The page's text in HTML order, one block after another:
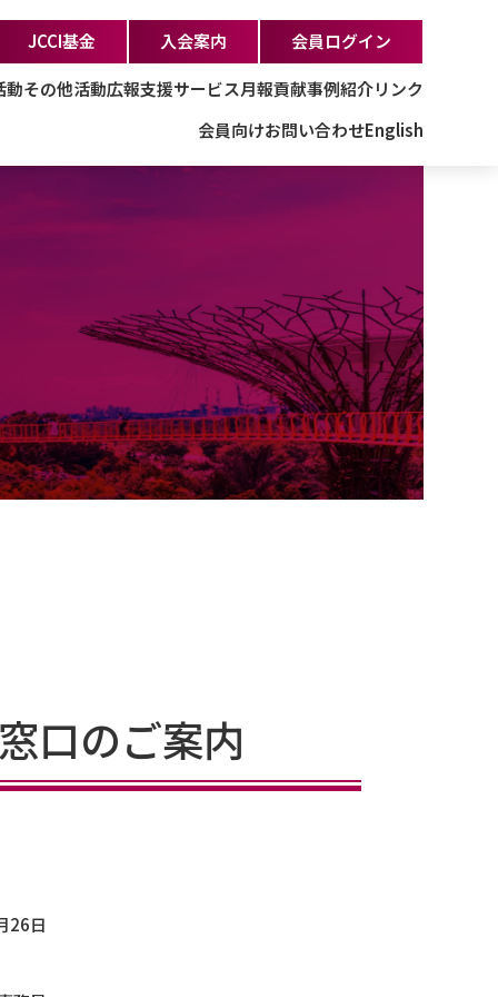
JCCI基金 入会案内 会員ログイン
動その他活動広報支援サービス月報貢献事例紹介リンク
会員向けお問い合わせEnglish
口のご案内
26日